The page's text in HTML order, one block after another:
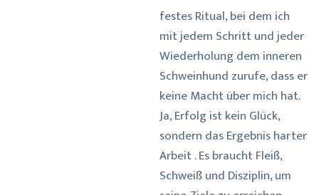
festes Ritual, bei dem ich
mit jedem Schritt und jeder
Wiederholung dem inneren
Schweinhund zurufe, dass er
keine Macht über mich hat.
Ja, Erfolg ist kein Glück,
sondern das Ergebnis harter
Arbeit . Es braucht Fleiß,
Schweiß und Disziplin, um